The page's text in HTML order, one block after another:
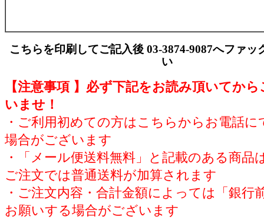
こちらを印刷してご記入後 03-3874-9087へファッ
い
【注意事項 】必ず下記をお読み頂いてか
いませ！
・ご利用初めての方はこちらからお電話に
場合がございます
・「メール便送料無料」と記載のある商品
ご注文では普通送料が加算されます
・ご注文内容・合計金額によっては「銀行
お願いする場合がございます